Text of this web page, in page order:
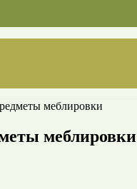
меблировки
меблировки